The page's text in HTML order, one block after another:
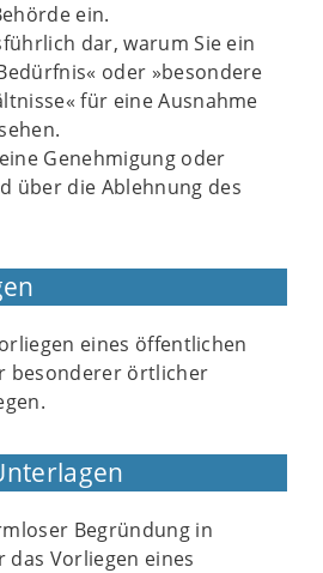
ein.
dar, warum Sie ein
oder »besondere
für eine Ausnahme
Genehmigung oder
über die Ablehnung des
eines öffentlichen
besonderer örtlicher
Begründung in
das Vorliegen eines